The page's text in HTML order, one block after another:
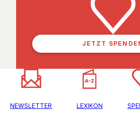
JETZT
NEWSLETTER LEXIKON